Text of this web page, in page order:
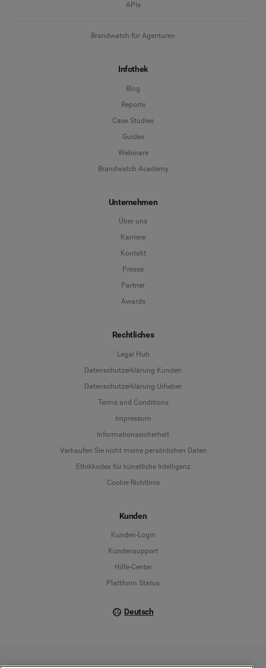
APIs
Brandwatch für Agenturen
Infothek
Blog
Reports
Case Studies
Guides
Webinare
Brandwatch Academy
Unternehmen
Über uns
Karriere
Kontakt
Presse
Partner
Awards
Rechtliches
Legal Hub
Datenschutzerklärung Kunden
Datenschutzerklärung Urheber
Terms and Conditions
Impressum
Informationssicherheit
Verkaufen Sie nicht meine persönlichen Daten
Ethikkodex für künstliche Intelligenz
Cookie Richtlinie
Kunden
Kunden-Login
Kundensupport
Hilfe-Center
Plattform Status
Deutsch
Deutsch
English